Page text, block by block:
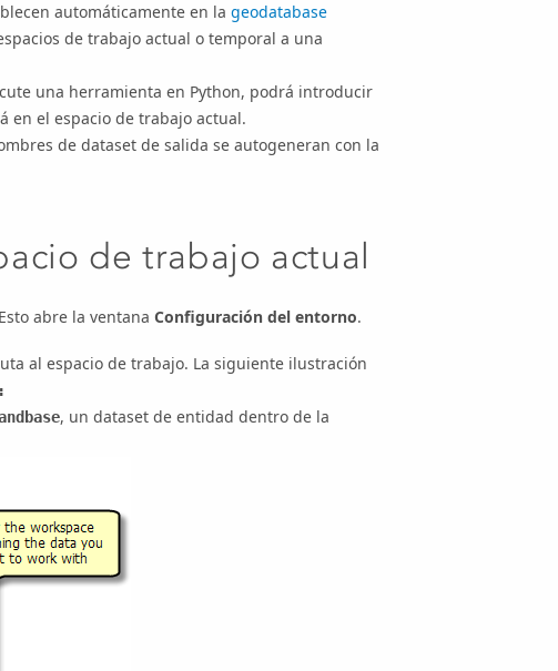
automáticamente en la geodatabase
de trabajo actual o temporal a una
una herramienta en Python, podrá introducir
en el espacio de trabajo actual.
de dataset de salida se autogeneran con la
de trabajo actual
abre la ventana Configuración del entorno.
al espacio de trabajo. La siguiente ilustración
, un dataset de entidad dentro de la